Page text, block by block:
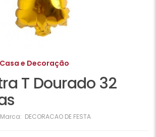
Casa e Decoração
T Dourado 32
Marca: DECORACAO DE FESTA